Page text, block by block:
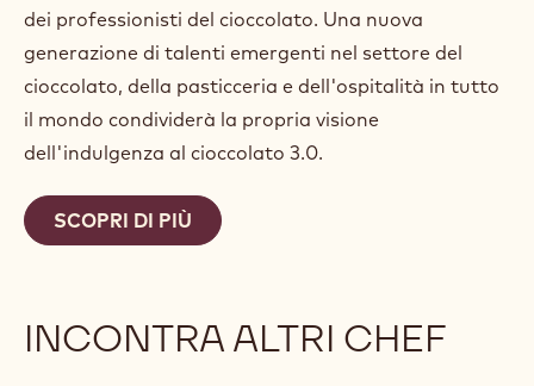
dei professionisti del cioccolato. Una nuova
generazione di talenti emergenti nel settore del
cioccolato, della pasticceria e dell'ospitalità in tutto
il mondo condividerà la propria visione
dell'indulgenza al cioccolato 3.0.
SCOPRI DI PIÙ
INCONTRA ALTRI CHEF